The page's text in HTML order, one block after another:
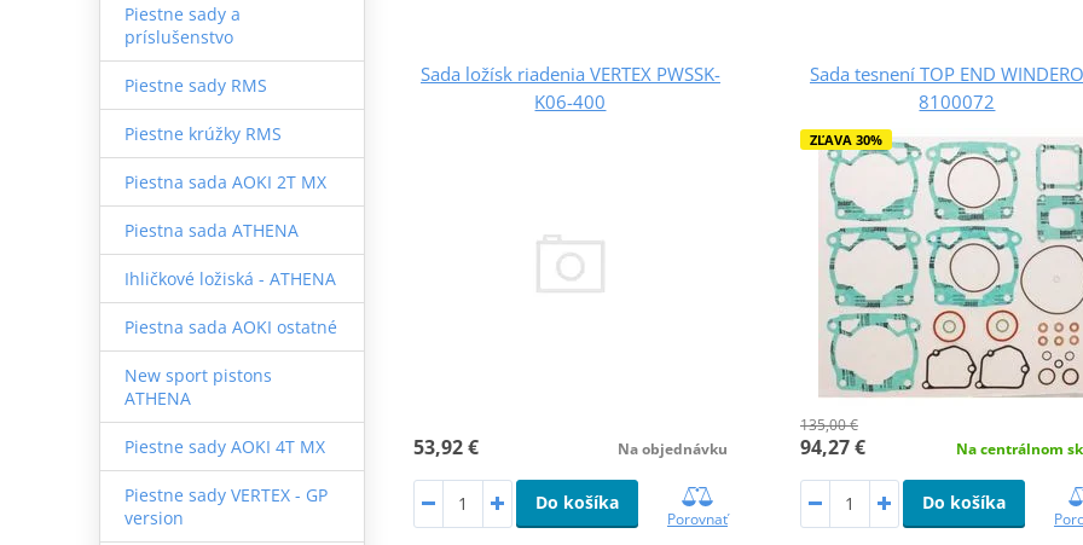
Piestne sady a
príslušenstvo
Piestne sady RMS
Piestne krúžky RMS
Piestna sada AOKI 2T MX
Piestna sada ATHENA
Ihličkové ložiská - ATHENA
Piestna sada AOKI ostatné
New sport pistons
ATHENA
Piestne sady AOKI 4T MX
Piestne sady VERTEX - GP
version
Sada ložísk riadenia VERTEX PWSSK-
K06-400
53,92 € Na objednávku
Do košíka
Porovnať
Sada tesnení TOP END
8100072
ZĽAVA 30%
135,00 €
94,27 € Na centrálnom
Do košíka